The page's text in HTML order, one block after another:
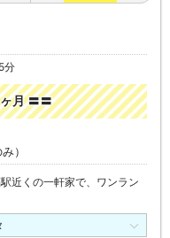
分
月 〓〓
）
近くの一軒家で、ワンラン